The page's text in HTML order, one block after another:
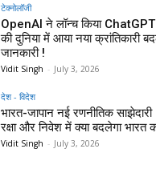
टेक्नोलॉजी
OpenAI ने लॉन्च किया
की दुनिया में आया नया क्रांतिकारी
जानकारी !
Vidit Singh - July 3, 2026
देश - विदेश
भारत-जापान नई रणनीतिक
रक्षा और निवेश में क्या बदलेगा भारत
Vidit Singh - July 3, 2026